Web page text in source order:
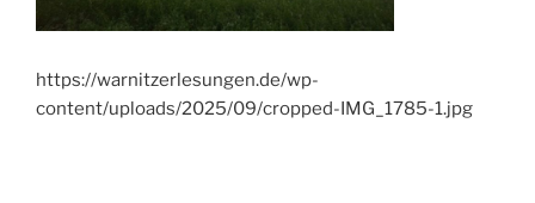
https://warnitzerlesungen.de/wp-
content/uploads/2025/09/cropped-IMG_1785-1.jpg